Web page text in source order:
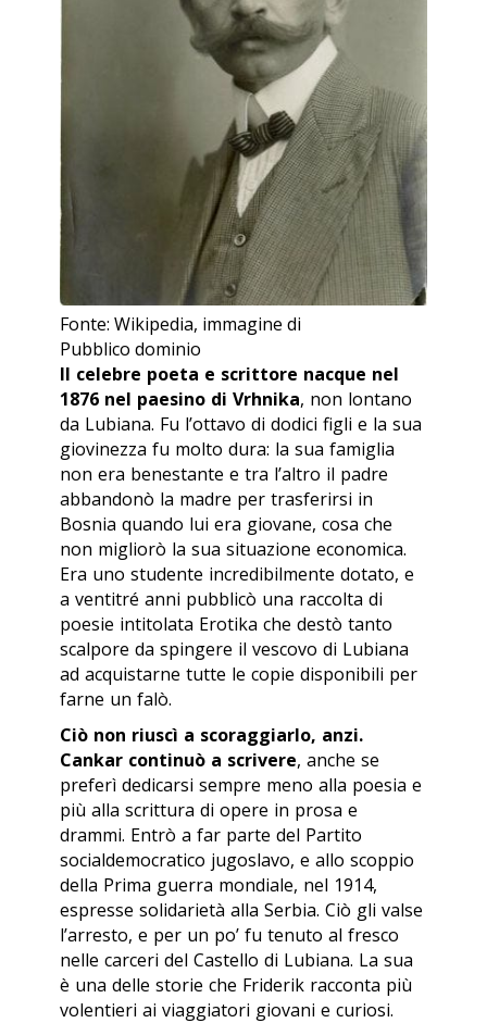
Fonte: Wikipedia, immagine di
Pubblico dominio
Il celebre poeta e scrittore nacque nel
1876 nel paesino di Vrhnika, non lontano
da Lubiana. Fu l’ottavo di dodici figli e la sua
giovinezza fu molto dura: la sua famiglia
non era benestante e tra l’altro il padre
abbandonò la madre per trasferirsi in
Bosnia quando lui era giovane, cosa che
non migliorò la sua situazione economica.
Era uno studente incredibilmente dotato, e
a ventitré anni pubblicò una raccolta di
poesie intitolata Erotika che destò tanto
scalpore da spingere il vescovo di Lubiana
ad acquistarne tutte le copie disponibili per
farne un falò.
Ciò non riuscì a scoraggiarlo, anzi.
Cankar continuò a scrivere, anche se
preferì dedicarsi sempre meno alla poesia e
più alla scrittura di opere in prosa e
drammi. Entrò a far parte del Partito
socialdemocratico jugoslavo, e allo scoppio
della Prima guerra mondiale, nel 1914,
espresse solidarietà alla Serbia. Ciò gli valse
l’arresto, e per un po’ fu tenuto al fresco
nelle carceri del Castello di Lubiana. La sua
è una delle storie che Friderik racconta più
volentieri ai viaggiatori giovani e curiosi.